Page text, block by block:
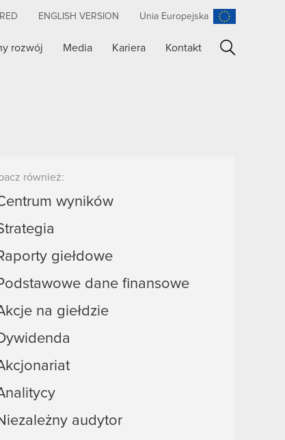
ENGLISH VERSION Unia Europejska
rozwój Media Kariera Kontakt
również:
wyników
giełdowe
dane finansowe
na giełdzie
audytor